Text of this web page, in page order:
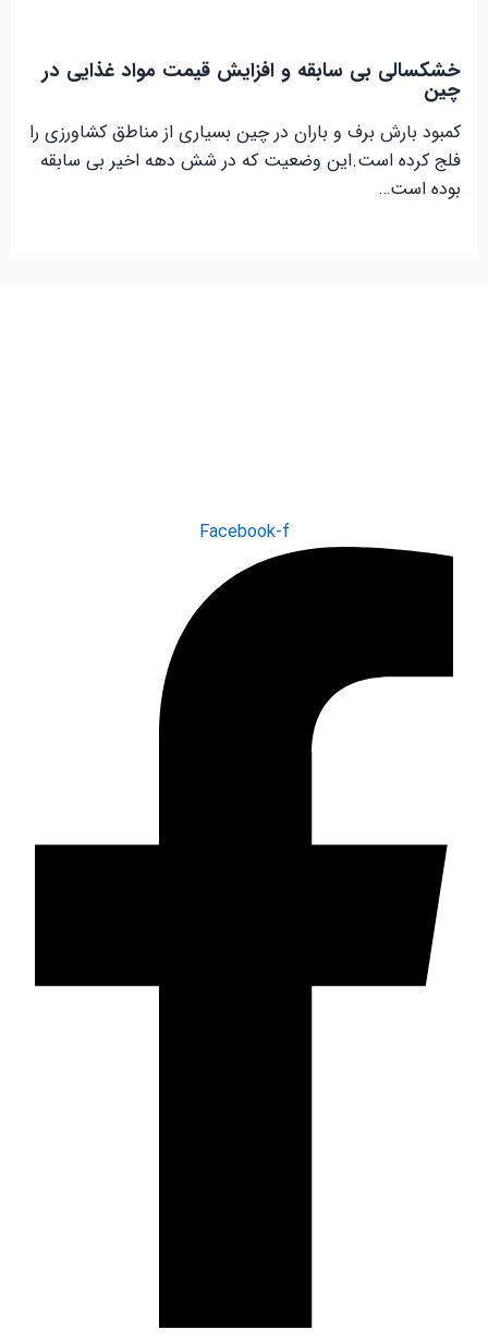
خشکسالی بی سابقه و افزایش قیمت مواد غذایی در
چین
کمبود بارش برف و باران در چین بسیاری از مناطق کشاورزی را
فلج کرده است.این وضعیت که در شش دهه اخیر بی سابقه
بوده است…
Facebook-f